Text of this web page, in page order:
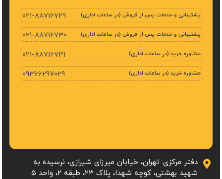
پشتیبانی و خدمات پس از فروش (در ساعات اداری) 021-88716729
پشتیبانی و خدمات پس از فروش (در ساعات اداری) 021-88716730
مشاوره خرید (در ساعات اداری) 021-88716731
مشاوره خرید (در ساعات اداری) 09366297029
دفتر مرکزی: تهران، خیابان میرزای شیرازی، نرسیده به
شهید بهشتی، کوچه شهدا، پلاک ۲۳، طبقه 2، واحد ۵